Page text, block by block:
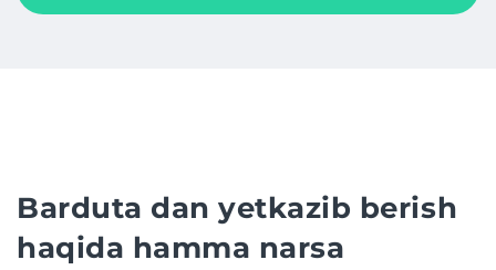
Barduta dan yetkazib berish
haqida hamma narsa